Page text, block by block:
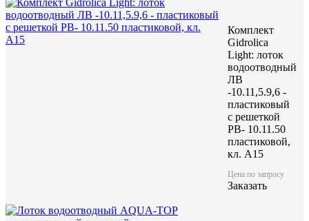
Длина (L), мм
Ширина (W), мм 415
Высота (H), мм 335
Комплект
Gidrolica
Light: лоток
водоотводный
ЛВ
-10.11,5.9,6 -
пластиковый
с решеткой
РВ- 10.11.50
пластиковой,
кл. A15
Цена по запросу
Заказать